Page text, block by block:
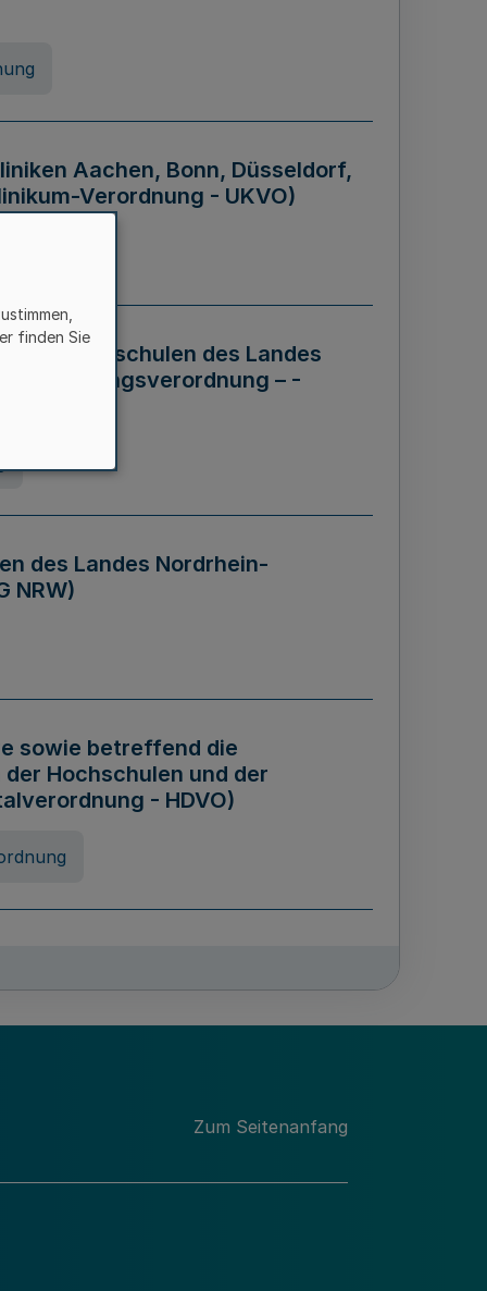
Aachen, Bonn, Düsseldorf,
Verordnung - UKVO)
der Hochschulen des Landes
– -
des Landes Nordrhein-
NRW)
sowie betreffend die
Hochschulen und der
- HDVO)
des Landes Nordrhein-
Zum Seitenanfang
finden Sie